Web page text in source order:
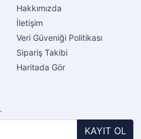
Hakkımızda
İletişim
Veri Güveniği Politikası
Sipariş Takibi
Haritada Gör
KAYIT OL